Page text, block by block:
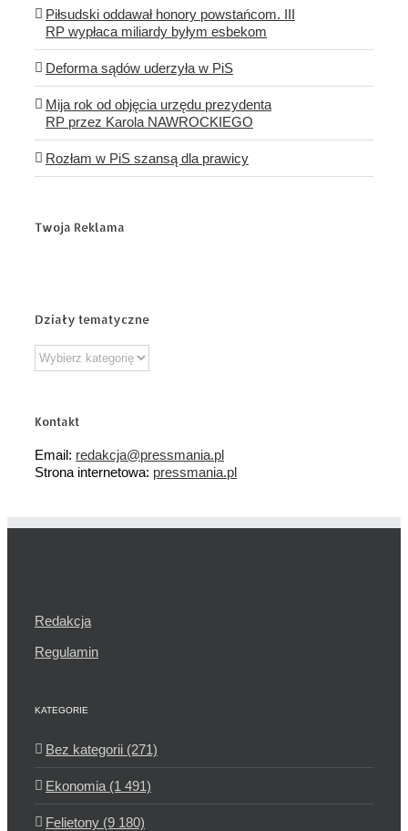
Piłsudski oddawał honory powstańcom. III
RP wypłaca miliardy byłym esbekom
Deforma sądów uderzyła w PiS
Mija rok od objęcia urzędu prezydenta
RP przez Karola NAWROCKIEGO
Rozłam w PiS szansą dla prawicy
Twoja Reklama
Działy tematyczne
Działy
tematyczne
Kontakt
Email: redakcja@pressmania.pl
Strona internetowa: pressmania.pl
Redakcja
Regulamin
KATEGORIE
Bez kategorii (271)
Ekonomia (1 491)
Felietony (9 180)